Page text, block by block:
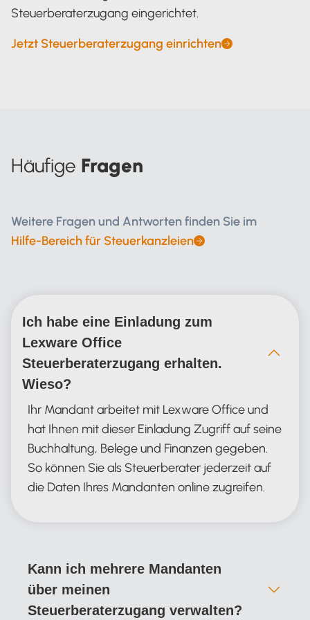
Steuerberaterzugang eingerichtet.
Jetzt Steuerberaterzugang einrichten
Häufige Fragen
Weitere Fragen und Antworten finden Sie im
Hilfe-Bereich für Steuerkanzleien
Ich habe eine Einladung zum
Lexware Office
Steuerberaterzugang erhalten.
Wieso?
Ihr Mandant arbeitet mit Lexware Office und
hat Ihnen mit dieser Einladung Zugriff auf seine
Buchhaltung, Belege und Finanzen gegeben.
So können Sie als Steuerberater jederzeit auf
die Daten Ihres Mandanten online zugreifen.
Kann ich mehrere Mandanten
über meinen
Steuerberaterzugang verwalten?